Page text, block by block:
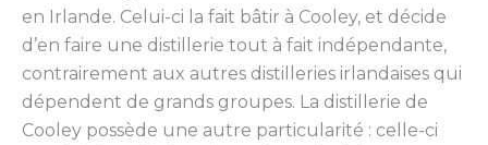
en Irlande. Celui-ci la fait bâtir à Cooley, et décide
d’en faire une distillerie tout à fait indépendante,
contrairement aux autres distilleries irlandaises qui
dépendent de grands groupes. La distillerie de
Cooley possède une autre particularité : celle-ci